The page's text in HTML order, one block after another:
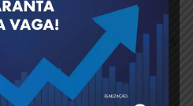
Ao lado da intuição e
importante analisar dados,
estatísticas e outros fatores